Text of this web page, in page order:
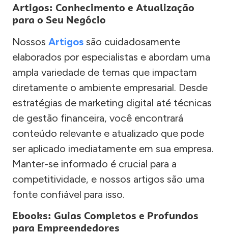
Artigos: Conhecimento e Atualização
para o Seu Negócio
Nossos Artigos são cuidadosamente
elaborados por especialistas e abordam uma
ampla variedade de temas que impactam
diretamente o ambiente empresarial. Desde
estratégias de marketing digital até técnicas
de gestão financeira, você encontrará
conteúdo relevante e atualizado que pode
ser aplicado imediatamente em sua empresa.
Manter-se informado é crucial para a
competitividade, e nossos artigos são uma
fonte confiável para isso.
Ebooks: Guias Completos e Profundos
para Empreendedores